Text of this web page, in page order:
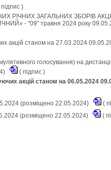
підпис )
РІЧНИХ ЗАГАЛЬНИХ ЗБОРІВ
- "09" травня 2024 року
акцій станом на 27.03.2024
голосування) на
( підпис )
акцій станом на 06.05.2024
(розміщено 22.05.2024)
(
(розміщено 22.05.2024)
(